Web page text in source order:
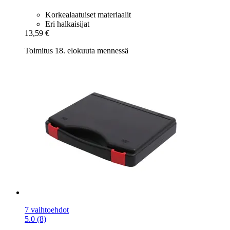
Korkealaatuiset materiaalit
Eri halkaisijat
13,59 €
Toimitus 18. elokuuta mennessä
7 vaihtoehdot
5.0 (8)